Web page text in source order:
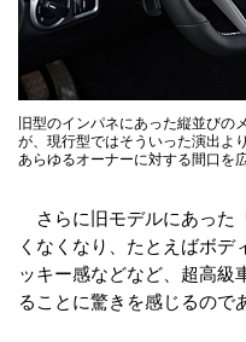
旧型のインパネにあった縦並びの
が、現行型ではそういった演出よ
あらゆるオーナーに対する間口を
さらに旧モデルにあった
くなくなり、たとえばボ
ッキー感などなど、超高級
ることに驚きを感じるので